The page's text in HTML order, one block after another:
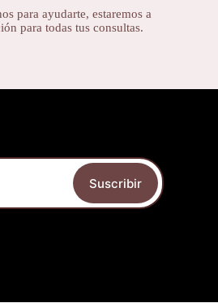
para ayudarte, estaremos a
para todas tus consultas.
Suscribir